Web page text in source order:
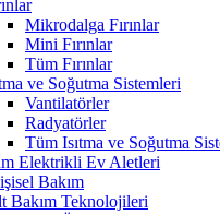
Mikrodalga Fırınlar
Mini Fırınlar
Tüm Fırınlar
ve Soğutma Sistemleri
Vantilatörler
Radyatörler
Tüm Isıtma ve Soğutma
Elektrikli Ev Aletleri
Bakım
Bakım Teknolojileri